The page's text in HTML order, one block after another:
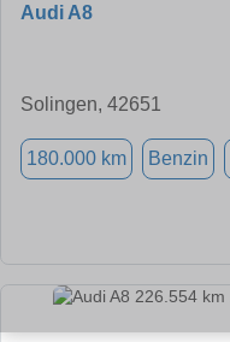
Audi A8
Solingen, 42651
180.000 km Benzin